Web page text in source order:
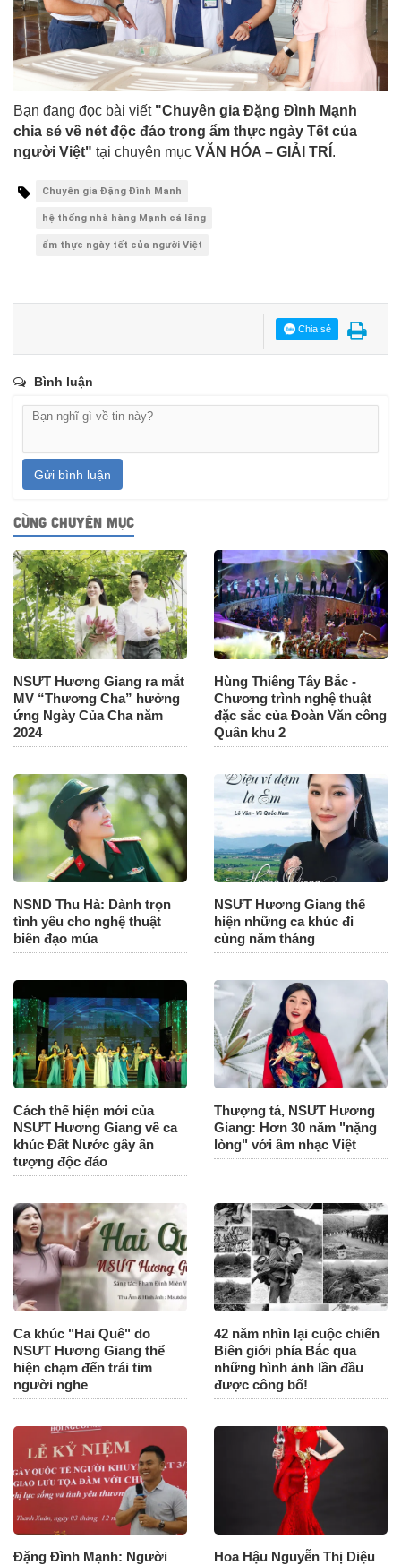
Bạn đang đọc bài viết "Chuyên gia Đặng Đình Mạnh
chia sẻ về nét độc đáo trong ẩm thực ngày Tết của
người Việt" tại chuyên mục VĂN HÓA – GIẢI TRÍ .
Chuyên gia Đặng Đình Manh
hệ thống nhà hàng Mạnh cá lăng
ẩm thực ngày tết của người Việt
Chia sẻ
Bình luận
Gửi bình luận
CÙNG CHUYÊN MỤC
NSƯT Hương Giang ra mắt
MV “Thương Cha” hưởng
ứng Ngày Của Cha năm
2024
Hùng Thiêng Tây Bắc -
Chương trình nghệ thuật
đặc sắc của Đoàn Văn công
Quân khu 2
NSND Thu Hà: Dành trọn
tình yêu cho nghệ thuật
biên đạo múa
NSƯT Hương Giang thể
hiện những ca khúc đi
cùng năm tháng
Cách thể hiện mới của
NSƯT Hương Giang về ca
khúc Đất Nước gây ấn
tượng độc đáo
Thượng tá, NSƯT Hương
Giang: Hơn 30 năm "nặng
lòng" với âm nhạc Việt
Ca khúc "Hai Quê" do
NSƯT Hương Giang thể
hiện chạm đến trái tim
người nghe
42 năm nhìn lại cuộc chiến
Biên giới phía Bắc qua
những hình ảnh lần đầu
được công bố!
Đặng Đình Mạnh: Người Hoa Hậu Nguyễn Thị Diệu